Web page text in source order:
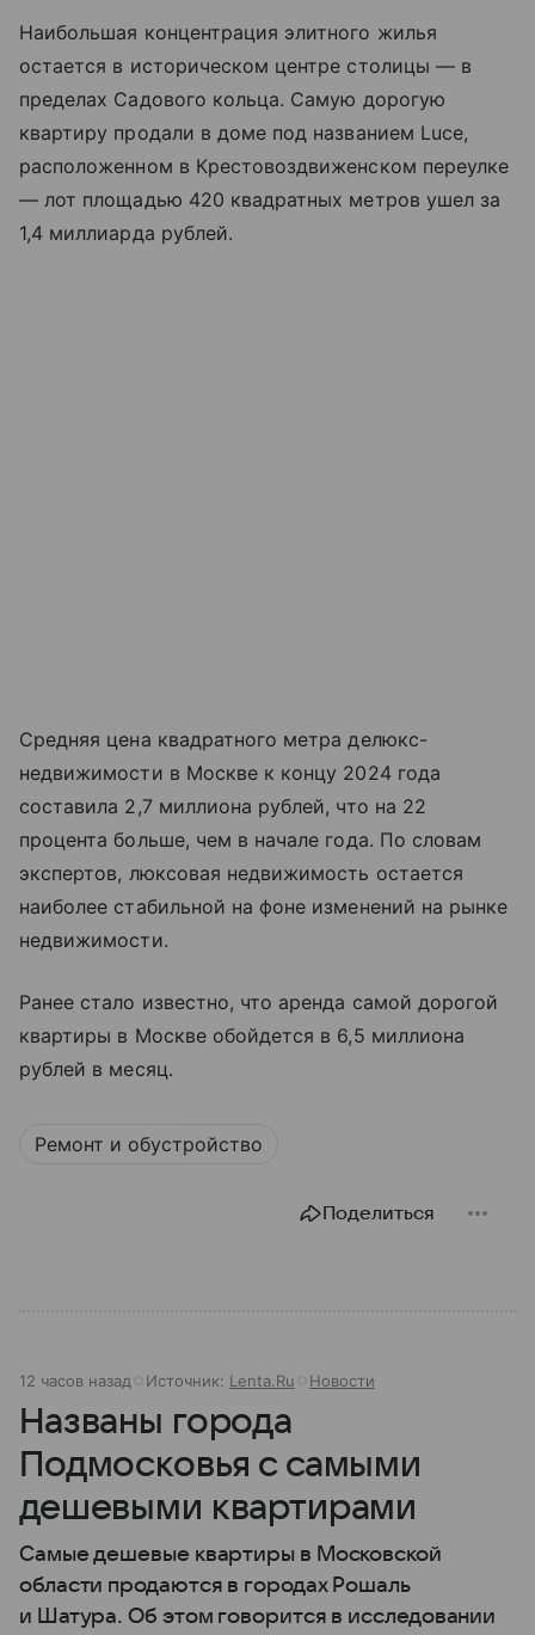
Наибольшая концентрация элитного жилья
остается в историческом центре столицы — в
пределах Садового кольца. Самую дорогую
квартиру продали в доме под названием Luce,
расположенном в Крестовоздвиженском переулке
— лот площадью 420 квадратных метров ушел за
1,4 миллиарда рублей.
Средняя цена квадратного метра делюкс-
недвижимости в Москве к концу 2024 года
составила 2,7 миллиона рублей, что на 22
процента больше, чем в начале года. По словам
экспертов, люксовая недвижимость остается
наиболее стабильной на фоне изменений на рынке
недвижимости.
Ранее стало известно, что аренда самой дорогой
квартиры в Москве обойдется в 6,5 миллиона
рублей в месяц.
Ремонт и обустройство
Поделиться
12 часов назад Источник: Lenta.Ru Новости
Названы города
Подмосковья с самыми
дешевыми квартирами
Самые дешевые квартиры в Московской
области продаются в городах Рошаль
и Шатура. Об этом говорится в исследовании